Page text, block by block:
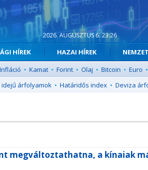
2026. AUGUSZTUS 6. 23:26
HÍREK HAZAI HÍREK
Infláció • Kamat • Forint • Olaj • Bitcoin • Euro •
idejű árfolyamok • Határidős index • Deviza
megváltoztathatna, a kínaiak